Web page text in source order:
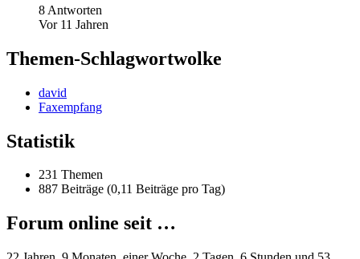
8 Antworten
Vor 11 Jahren
Themen-Schlagwortwolke
david
Faxempfang
Statistik
231 Themen
887 Beiträge (0,11 Beiträge pro Tag)
Forum online seit …